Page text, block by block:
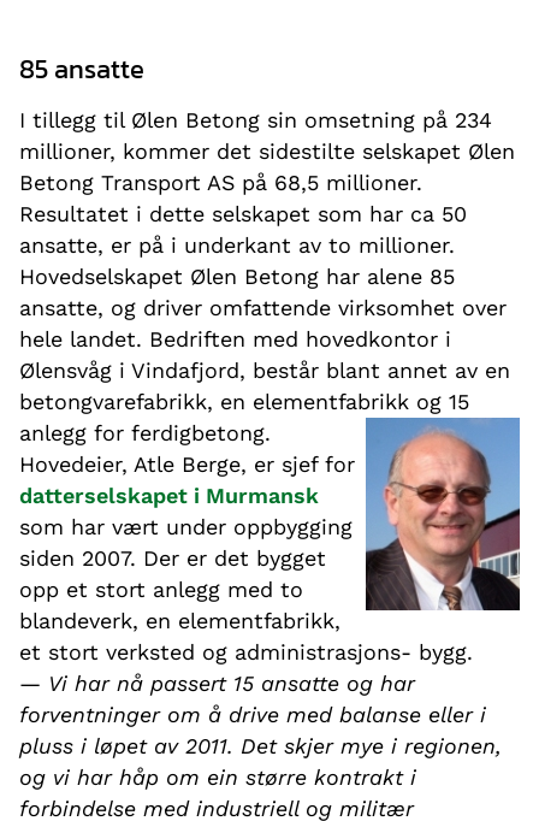
85 ansatte
I tillegg til Ølen Betong sin omsetning på 234
millioner, kommer det sidestilte selskapet Ølen
Betong Transport AS på 68,5 millioner.
Resultatet i dette selskapet som har ca 50
ansatte, er på i underkant av to millioner.
Hovedselskapet Ølen Betong har alene 85
ansatte, og driver omfattende virksomhet over
hele landet. Bedriften med hovedkontor i
Ølensvåg i Vindafjord, består blant annet av en
betongvarefabrikk, en elementfabrikk og 15
anlegg for ferdigbetong.
Hovedeier, Atle Berge, er sjef for
datterselskapet i Murmansk
som har vært under oppbygging
siden 2007. Der er det bygget
opp et stort anlegg med to
blandeverk, en elementfabrikk,
et stort verksted og administrasjons- bygg.
— Vi har nå passert 15 ansatte og har
forventninger om å drive med balanse eller i
pluss i løpet av 2011. Det skjer mye i regionen,
og vi har håp om ein større kontrakt i
forbindelse med industriell og militær